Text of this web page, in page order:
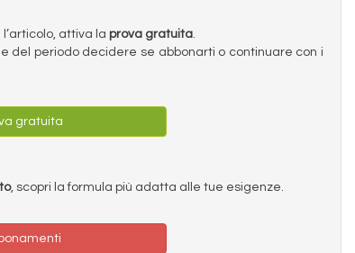
attiva la prova gratuita.
del periodo decidere se abbonarti o continuare con i
gratuita
, scopri la formula più adatta alle tue esigenze.